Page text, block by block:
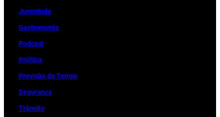
Juventude
Gastronomia
Podcast
Política
Previsão do Tempo
Segurança
Trânsito